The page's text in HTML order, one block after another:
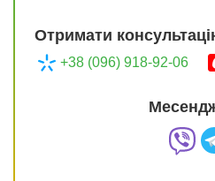
Отримати
+38 (096) 918-92-06